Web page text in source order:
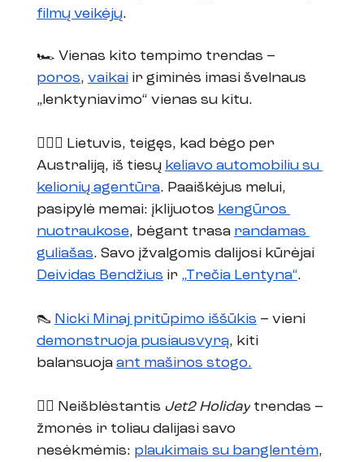
filmų veikėjų.
🏎️ Vienas kito tempimo trendas –
poros, vaikai ir giminės imasi švelnaus
„lenktyniavimo“ vienas su kitu.
🏃🏼‍♀️ Lietuvis, teigęs, kad bėgo per
Australiją, iš tiesų keliavo automobiliu su
kelionių agentūra. Paaiškėjus melui,
pasipylė memai: įklijuotos kengūros
nuotraukose, bėgant trasa randamas
guliašas. Savo įžvalgomis dalijosi kūrėjai
Deividas Bendžius ir „Trečia Lentyna“.
👠 Nicki Minaj pritūpimo iššūkis – vieni
demonstruoja pusiausvyrą, kiti
balansuoja ant mašinos stogo.
🏊🏼 Neišblėstantis Jet2 Holiday trendas –
žmonės ir toliau dalijasi savo
nesėkmėmis: plaukimais su banglentėm,